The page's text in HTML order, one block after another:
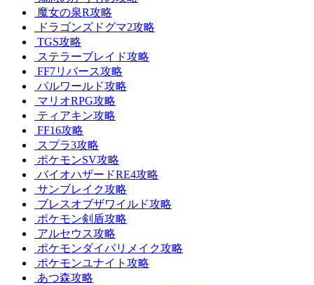
魔女の泉R攻略
ドラゴンズドグマ2攻略
TGS攻略
ステラーブレイド攻略
FF7リバース攻略
パルワールド攻略
マリオRPG攻略
ティアキン攻略
FF16攻略
スプラ3攻略
ポケモンSV攻略
バイオハザードRE4攻略
サンブレイク攻略
ブレスオブザワイルド攻略
ポケモン剣盾攻略
アルセウス攻略
ポケモンダイパリメイク攻略
ポケモンユナイト攻略
あつ森攻略